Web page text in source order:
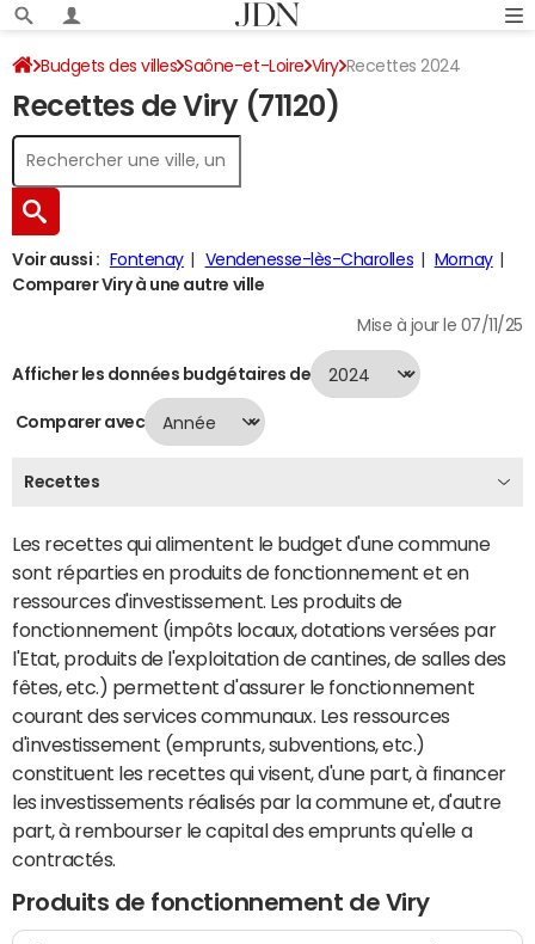
Budgets des villes Saône-et-Loire Viry Recettes 2024
Recettes de Viry (71120)
Voir aussi : Fontenay Vendenesse-lès-Charolles
Mornay
Comparer Viry à une autre ville
Mise à jour le 07/11/25
Afficher les données budgétaires de
Comparer avec
Recettes
Les recettes qui alimentent le budget d'une commune
sont réparties en produits de fonctionnement et en
ressources d'investissement. Les produits de
fonctionnement (impôts locaux, dotations versées par
l'Etat, produits de l'exploitation de cantines, de salles des
fêtes, etc.) permettent d'assurer le fonctionnement
courant des services communaux. Les ressources
d'investissement (emprunts, subventions, etc.)
constituent les recettes qui visent, d'une part, à financer
les investissements réalisés par la commune et, d'autre
part, à rembourser le capital des emprunts qu'elle a
contractés.
Produits de fonctionnement de Viry